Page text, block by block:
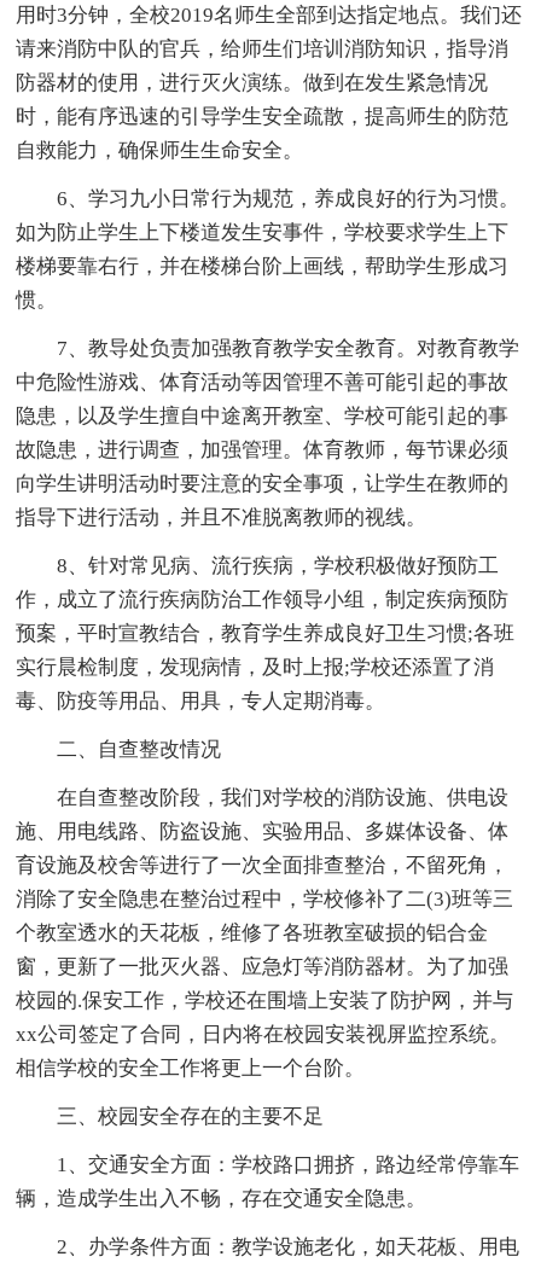
用时3分钟，全校2019名师生全部到达指定地点。我们还
请来消防中队的官兵，给师生们培训消防知识，指导消
防器材的使用，进行灭火演练。做到在发生紧急情况
时，能有序迅速的引导学生安全疏散，提高师生的防范
自救能力，确保师生生命安全。
6、学习九小日常行为规范，养成良好的行为习惯。
如为防止学生上下楼道发生安事件，学校要求学生上下
楼梯要靠右行，并在楼梯台阶上画线，帮助学生形成习
惯。
7、教导处负责加强教育教学安全教育。对教育教学
中危险性游戏、体育活动等因管理不善可能引起的事故
隐患，以及学生擅自中途离开教室、学校可能引起的事
故隐患，进行调查，加强管理。体育教师，每节课必须
向学生讲明活动时要注意的安全事项，让学生在教师的
指导下进行活动，并且不准脱离教师的视线。
8、针对常见病、流行疾病，学校积极做好预防工
作，成立了流行疾病防治工作领导小组，制定疾病预防
预案，平时宣教结合，教育学生养成良好卫生习惯;各班
实行晨检制度，发现病情，及时上报;学校还添置了消
毒、防疫等用品、用具，专人定期消毒。
二、自查整改情况
在自查整改阶段，我们对学校的消防设施、供电设
施、用电线路、防盗设施、实验用品、多媒体设备、体
育设施及校舍等进行了一次全面排查整治，不留死角，
消除了安全隐患在整治过程中，学校修补了二(3)班等三
个教室透水的天花板，维修了各班教室破损的铝合金
窗，更新了一批灭火器、应急灯等消防器材。为了加强
校园的.保安工作，学校还在围墙上安装了防护网，并与
xx公司签定了合同，日内将在校园安装视屏监控系统。
相信学校的安全工作将更上一个台阶。
三、校园安全存在的主要不足
1、交通安全方面：学校路口拥挤，路边经常停靠车
辆，造成学生出入不畅，存在交通安全隐患。
2、办学条件方面：教学设施老化，如天花板、用电